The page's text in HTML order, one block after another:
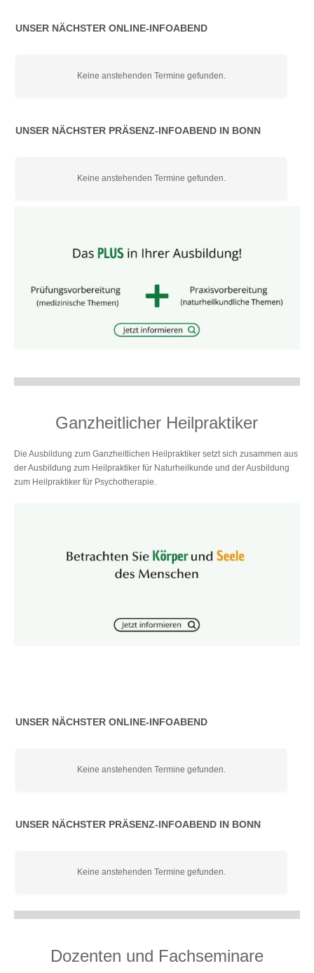
UNSER NÄCHSTER ONLINE-INFOABEND
Keine anstehenden Termine gefunden.
UNSER NÄCHSTER PRÄSENZ-INFOABEND IN BONN
Keine anstehenden Termine gefunden.
Ganzheitlicher Heilpraktiker
Die Ausbildung zum Ganzheitlichen Heilpraktiker setzt sich zusammen aus
der Ausbildung zum Heilpraktiker für Naturheilkunde und der Ausbildung
zum Heilpraktiker für Psychotherapie.
UNSER NÄCHSTER ONLINE-INFOABEND
Keine anstehenden Termine gefunden.
UNSER NÄCHSTER PRÄSENZ-INFOABEND IN BONN
Keine anstehenden Termine gefunden.
Dozenten und Fachseminare